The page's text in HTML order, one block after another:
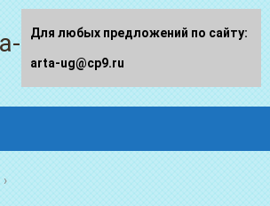
ug.ru
Для любых предложений по сайту:
arta-ug@cp9.ru